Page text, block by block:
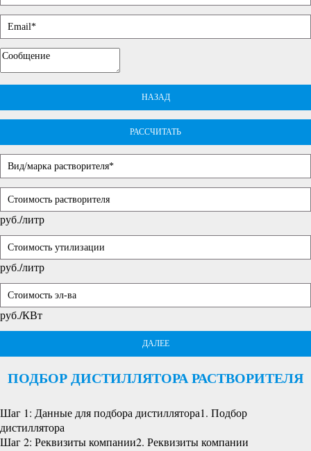
НАЗАД
РАССЧИТАТЬ
руб./литр
руб./литр
руб./КВт
ДАЛЕЕ
ПОДБОР ДИСТИЛЛЯТОРА РАСТВОРИТЕЛЯ
Шаг 1: Данные для подбора дистиллятора1. Подбор
дистиллятора
Шаг 2: Реквизиты компании2. Реквизиты компании